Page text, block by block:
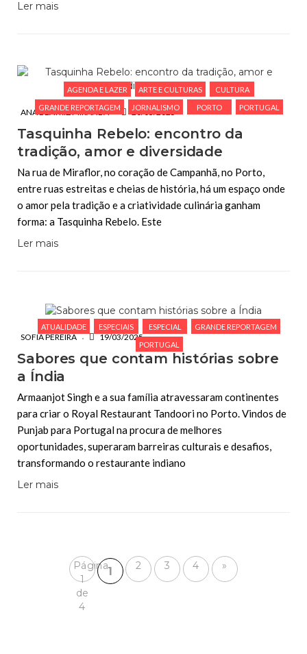
Ler mais
AGENDA E LAZER ARTE E CULTURAS
CULTURA
GRANDE REPORTAGEM
JORNALISMO PORTO PORTUGAL
ANA BEATRIZ MIRANDA 20/03/2025
Tasquinha Rebelo: encontro da
tradição, amor e diversidade
Na rua de Miraflor, no coração de Campanhã, no Porto,
entre ruas estreitas e cheias de história, há um espaço onde
o amor pela tradição e a criatividade culinária ganham
forma: a Tasquinha Rebelo. Este
Ler mais
ATUALIDADE ESPECIAIS ESPECIAL
GRANDE REPORTAGEM
PORTUGAL
SOFIA PEREIRA 19/03/2025
Sabores que contam histórias sobre
a Índia
Armaanjot Singh e a sua família atravessaram continentes
para criar o Royal Restaurant Tandoori no Porto. Vindos de
Punjab para Portugal na procura de melhores
oportunidades, superaram barreiras culturais e desafios,
transformando o restaurante indiano
Ler mais
Página
1
de
4
1 2 3 4 »